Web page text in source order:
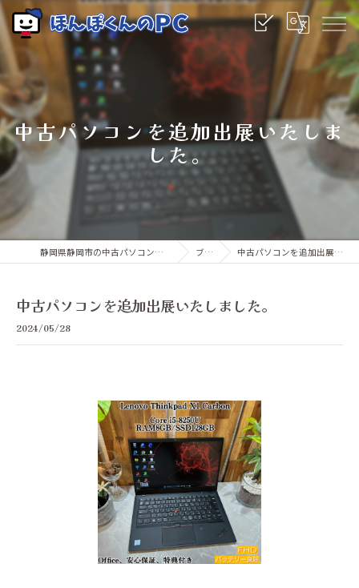
中古パソコンを追加出展いたしま
した。
静岡県静岡市の中古パソコンならほんぽくんのPC ブログ 中古パソコンを追加出展いたしました。
中古パソコンを追加出展いたしました。
2024/05/28